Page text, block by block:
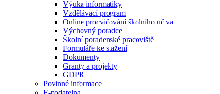
Výuka informatiky
Vzdělávací program
Online procvičování školního učiva
Výchovný poradce
Školní poradenské pracoviště
Formuláře ke stažení
Dokumenty
Granty a projekty
GDPR
Povinné informace
E-podatelna